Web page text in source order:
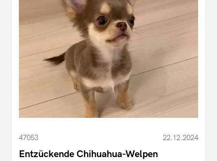
47053 22.12.2024
Entzückende Chihuahua-Welpen